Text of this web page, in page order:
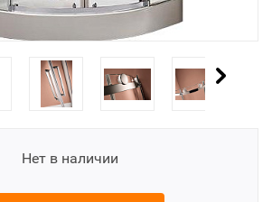
Нет в наличии